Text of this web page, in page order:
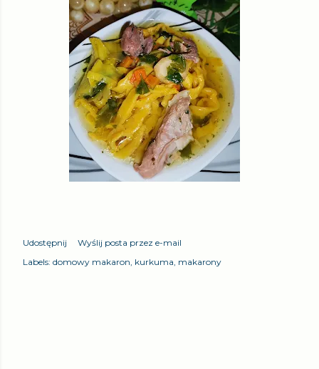
Udostępnij
Wyślij posta przez e-mail
Labels: domowy makaron kurkuma makarony